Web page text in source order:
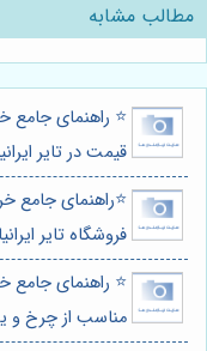
مطالب مشابه
⭐️ راهنمای جامع
قیمت در تایر
فروشگاه تایر
⭐️ راهنمای جامع
مناسب از چرخ و